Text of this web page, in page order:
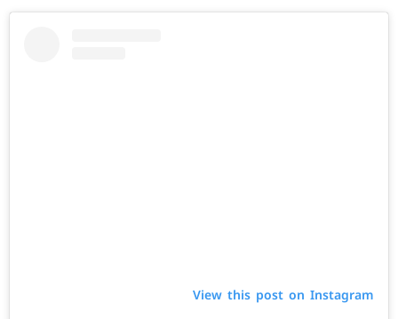
View this post on Instagram